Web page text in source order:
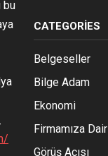
bu
CATEGORIES
Belgeseller
Bilge Adam
Ekonomi
Firmamıza Dair
Görüş Açısı